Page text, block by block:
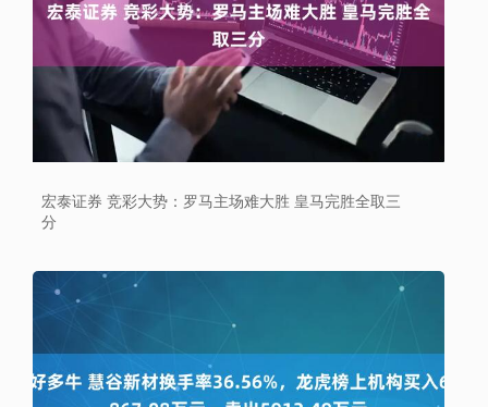
宏泰证券 竞彩大势：罗马主场难大胜 皇马完胜全取三
分